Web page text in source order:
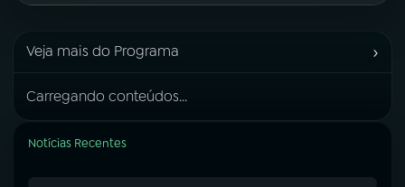
Veja mais do Programa ›
Carregando conteúdos...
Notícias Recentes